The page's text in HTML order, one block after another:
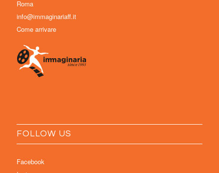
Roma
info@immaginariaff.it
Come arrivare
FOLLOW US
Facebook